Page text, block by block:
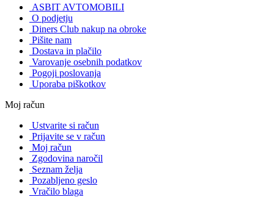
ASBIT AVTOMOBILI
O podjetju
Diners Club nakup na obroke
Pišite nam
Dostava in plačilo
Varovanje osebnih podatkov
Pogoji poslovanja
Uporaba piškotkov
Moj račun
Ustvarite si račun
Prijavite se v račun
Moj račun
Zgodovina naročil
Seznam želja
Pozabljeno geslo
Vračilo blaga